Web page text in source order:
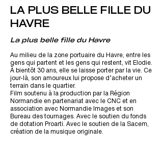
LA PLUS BELLE FILLE DU
HAVRE
La plus belle fille du Havre
Au milieu de la zone portuaire du Havre, entre les
gens qui partent et les gens qui restent, vit Elodie.
À bientôt 30 ans, elle se laisse porter par la vie. Ce
jour-là, son amoureux lui propose d’acheter un
terrain dans le quartier.
Film soutenu à la production par la Région
Normandie en partenariat avec le CNC et en
association avec Normandie Images et son
Bureau des tournages. Avec le soutien du fonds
de dotation Proarti. Avec le soutien de la Sacem,
création de la musique originale.